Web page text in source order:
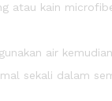
atau kain
air
sekali dalam